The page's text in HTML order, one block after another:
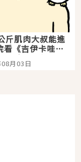
斤肌肉大叔能進
看《吉伊卡哇》
本重金屬樂團
」會長與nagano
月03日